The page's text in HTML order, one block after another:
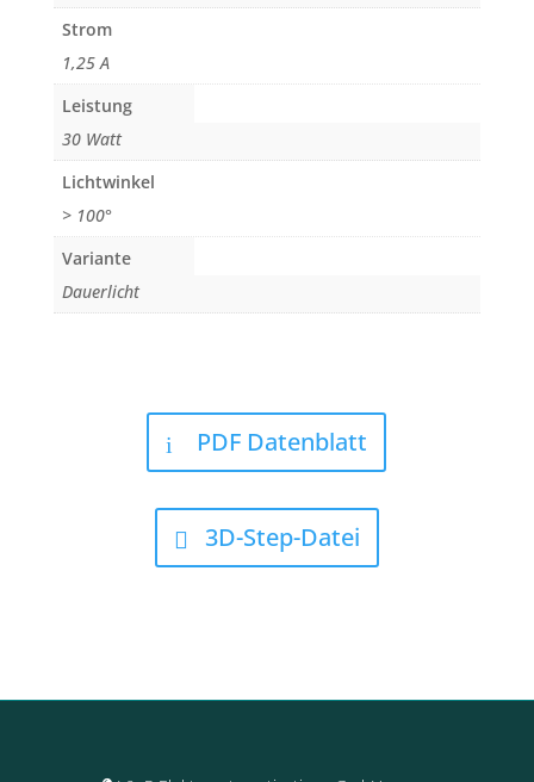
Strom
1,25 A
Leistung
30 Watt
Lichtwinkel
> 100°
Variante
Dauerlicht
PDF Datenblatt
3D-Step-Datei